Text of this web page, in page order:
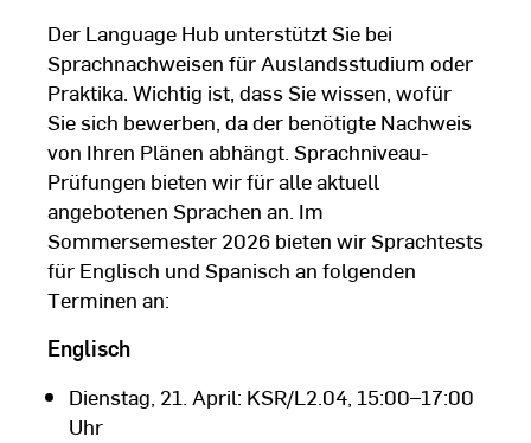
Der Language Hub unterstützt Sie bei
Sprachnachweisen für Auslandsstudium oder
Praktika. Wichtig ist, dass Sie wissen, wofür
Sie sich bewerben, da der benötigte Nachweis
von Ihren Plänen abhängt. Sprachniveau-
Prüfungen bieten wir für alle aktuell
angebotenen Sprachen an. Im
Sommersemester 2026 bieten wir Sprachtests
für Englisch und Spanisch an folgenden
Terminen an:
Englisch
Dienstag, 21. April: KSR/L2.04, 15:00–17:00
Uhr